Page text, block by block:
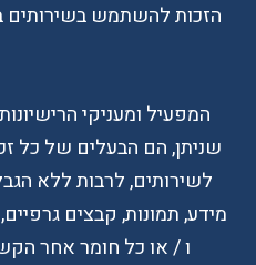
הזכות להשתמש בשירותים
המפעיל ומעניקי
שניתן, הם הבעלים של כל
לשירותים, לרבות ללא
מידע, תמונות, קבצים
ו / או כל חומר אחר